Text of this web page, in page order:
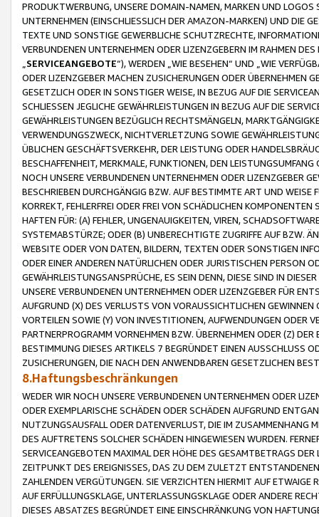
PRODUKTWERBUNG, UNSERE DOMAIN-NAMEN, MARKEN UND
UNTERNEHMEN (EINSCHLIESSLICH DER AMAZON-MARKEN) UND DIE
TEXTE UND SONSTIGE GEWERBLICHE SCHUTZRECHTE,
VERBUNDENEN UNTERNEHMEN ODER LIZENZGEBERN IM RAHMEN
SERVICEANGEBOTE“), WERDEN „WIE BESEHEN“ UND „WIE
ODER LIZENZGEBER MACHEN ZUSICHERUNGEN ODER ÜBERNEHMEN
GESETZLICH ODER IN SONSTIGER WEISE, IN BEZUG AUF DIE
SCHLIESSEN JEGLICHE GEWÄHRLEISTUNGEN IN BEZUG AUF DIE
GEWÄHRLEISTUNGEN BEZÜGLICH RECHTSMÄNGELN,
VERWENDUNGSZWECK, NICHTVERLETZUNG SOWIE
ÜBLICHEN GESCHÄFTSVERKEHR, DER LEISTUNG ODER
BESCHAFFENHEIT, MERKMALE, FUNKTIONEN, DEN
NOCH UNSERE VERBUNDENEN UNTERNEHMEN ODER LIZENZGEBER
BESCHRIEBEN DURCHGÄNGIG BZW. AUF BESTIMMTE ART UND
KORREKT, FEHLERFREI ODER FREI VON SCHÄDLICHEN
HAFTEN FÜR: (A) FEHLER, UNGENAUIGKEITEN, VIREN,
SYSTEMABSTÜRZE; ODER (B) UNBERECHTIGTE ZUGRIFFE AUF BZW.
WEBSITE ODER VON DATEN, BILDERN, TEXTEN ODER SONSTIGEN
ODER EINER ANDEREN NATÜRLICHEN ODER JURISTISCHEN PERSON
GEWÄHRLEISTUNGSANSPRÜCHE, ES SEIN DENN, DIESE SIND IN
UNSERE VERBUNDENEN UNTERNEHMEN ODER LIZENZGEBER FÜR
AUFGRUND (X) DES VERLUSTS VON VORAUSSICHTLICHEN
VORTEILEN SOWIE (Y) VON INVESTITIONEN, AUFWENDUNGEN ODER
PARTNERPROGRAMM VORNEHMEN BZW. ÜBERNEHMEN ODER (Z)
BESTIMMUNG DIESES ARTIKELS 7 BEGRÜNDET EINEN AUSSCHLUSS
ZUSICHERUNGEN, DIE NACH DEN ANWENDBAREN GESETZLICHEN
8.Haftungsbeschränkungen
WEDER WIR NOCH UNSERE VERBUNDENEN UNTERNEHMEN ODER
ODER EXEMPLARISCHE SCHÄDEN ODER SCHÄDEN AUFGRUND
NUTZUNGSAUSFALL ODER DATENVERLUST, DIE IM ZUSAMMENHANG
DES AUFTRETENS SOLCHER SCHÄDEN HINGEWIESEN WURDEN.
SERVICEANGEBOTEN MAXIMAL DER HÖHE DES GESAMTBETRAGS
ZEITPUNKT DES EREIGNISSES, DAS ZU DEM ZULETZT
ZAHLENDEN VERGÜTUNGEN. SIE VERZICHTEN HIERMIT AUF
AUF ERFÜLLUNGSKLAGE, UNTERLASSUNGSKLAGE ODER ANDERE
DIESES ABSATZES BEGRÜNDET EINE EINSCHRÄNKUNG VON